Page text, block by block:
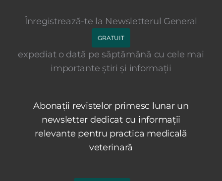
Înregistrează-te la Newsletterul General
GRATUIT
expediat o dată pe săptămână cu cele mai
importante știri și informații
Abonații revistelor primesc lunar un
newsletter dedicat cu informații
relevante pentru practica medicală
veterinară